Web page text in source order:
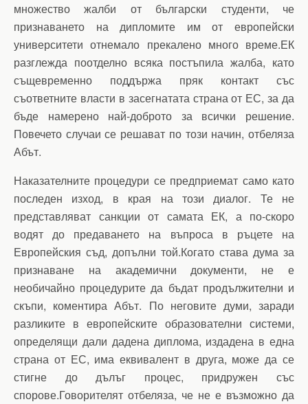
множество жалби от български студенти, че
признаването на дипломите им от европейски
университети отнемало прекалено много време.ЕК
разглежда поотделно всяка постъпила жалба, като
същевременно поддържа пряк контакт със
съответните власти в засегнатата страна от ЕС, за да
бъде намерено най-доброто за всички решение.
Повечето случаи се решават по този начин, отбеляза
Абът.
Наказателните процедури се предприемат само като
последен изход, в края на този диалог. Те не
представляват санкции от самата ЕК, а по-скоро
водят до предаването на въпроса в ръцете на
Европейския съд, допълни той.Когато става дума за
признаване на академични документи, не е
необичайно процедурите да бъдат продължителни и
скъпи, коментира Абът. По неговите думи, заради
разликите в европейските образователни системи,
определящи дали дадена диплома, издадена в една
страна от ЕС, има еквивалент в друга, може да се
стигне до дълъг процес, придружен със
спорове.Говорителят отбеляза, че не е възможно да